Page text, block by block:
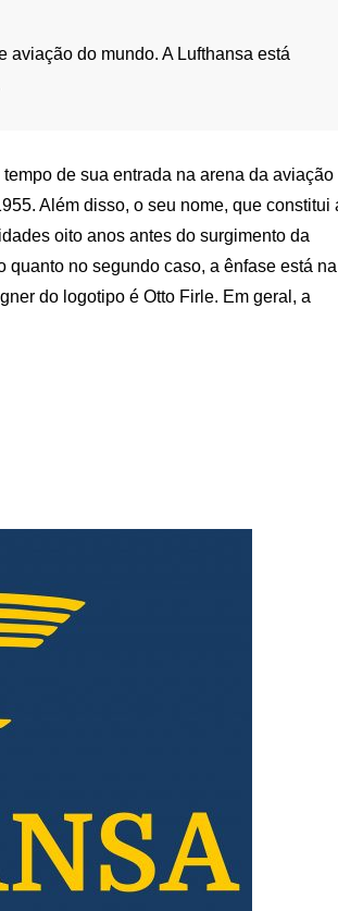
aviação do mundo. A Lufthansa está
de sua entrada na arena da aviação
Além disso, o seu nome, que constitui
oito anos antes do surgimento da
quanto no segundo caso, a ênfase está na
do logotipo é Otto Firle. Em geral, a